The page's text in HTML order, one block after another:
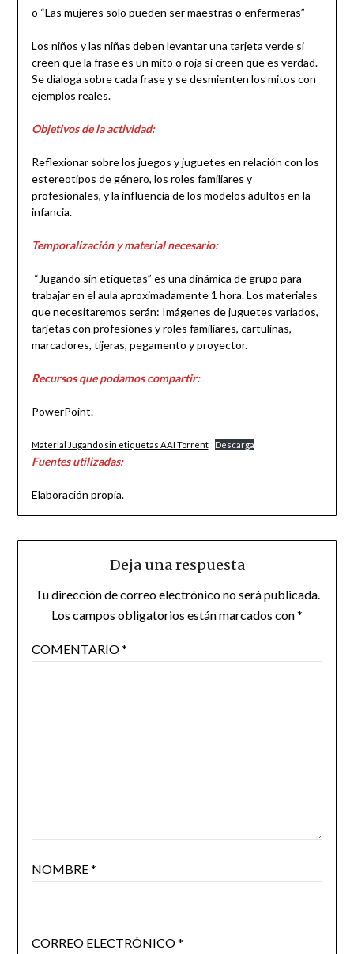
o “Las mujeres solo pueden ser maestras o enfermeras”
Los niños y las niñas deben levantar una tarjeta verde si
creen que la frase es un mito o roja si creen que es verdad.
Se dialoga sobre cada frase y se desmienten los mitos con
ejemplos reales.
Objetivos de la actividad:
Reflexionar sobre los juegos y juguetes en relación con los
estereotipos de género, los roles familiares y
profesionales, y la influencia de los modelos adultos en la
infancia.
Temporalización y material necesario:
“Jugando sin etiquetas” es una dinámica de grupo para
trabajar en el aula aproximadamente 1 hora. Los materiales
que necesitaremos serán: Imágenes de juguetes variados,
tarjetas con profesiones y roles familiares, cartulinas,
marcadores, tijeras, pegamento y proyector.
Recursos que podamos compartir:
PowerPoint.
Material Jugando sin etiquetas AAI Torrent Descarga
Fuentes utilizadas:
Elaboración propia.
Deja una respuesta
Tu dirección de correo electrónico no será publicada.
Los campos obligatorios están marcados con*
COMENTARIO*
NOMBRE*
CORREO ELECTRÓNICO*